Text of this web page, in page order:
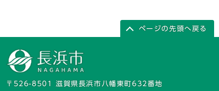
ページの先頭へ戻る
〒526-8501 滋賀県長浜市八幡東町632番地